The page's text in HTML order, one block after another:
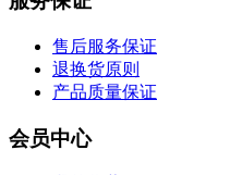
售后服务保证
退换货原则
产品质量保证
会员中心